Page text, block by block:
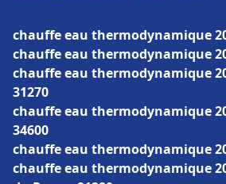
chauffe eau thermodynamique
chauffe eau thermodynamique
chauffe eau thermodynamique
31270
chauffe eau thermodynamique
34600
chauffe eau thermodynamique
chauffe eau thermodynamique